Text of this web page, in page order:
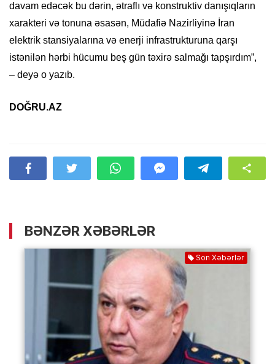
davam edəcək bu dərin, ətraflı və konstruktiv danışıqların
xarakteri və tonuna əsasən, Müdafiə Nazirliyinə İran
elektrik stansiyalarına və enerji infrastrukturuna qarşı
istənilən hərbi hücumu beş gün təxirə salmağı tapşırdım”,
– deyə o yazıb.
DOĞRU.AZ
BƏNZƏR XƏBƏRLƏR
Son Xəbərlər